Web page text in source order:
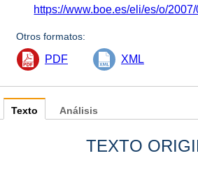
https://www.boe.es/eli/es/o/
Otros formatos:
PDF XML
Texto
TEXTO
Análisis